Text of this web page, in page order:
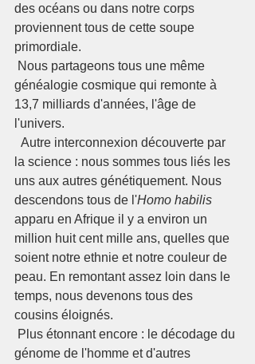
des océans ou dans notre corps
proviennent tous de cette soupe
primordiale.
généalogie cosmique qui remonte à
13,7 milliards d'années, l'âge de
l'univers.
la science : nous sommes tous liés les
uns aux autres génétiquement. Nous
descendons tous de l'Homo habilis
apparu en Afrique il y a environ un
million huit cent mille ans, quelles que
soient notre ethnie et notre couleur de
peau. En remontant assez loin dans le
temps, nous devenons tous des
cousins éloignés.
génome de l'homme et d'autres